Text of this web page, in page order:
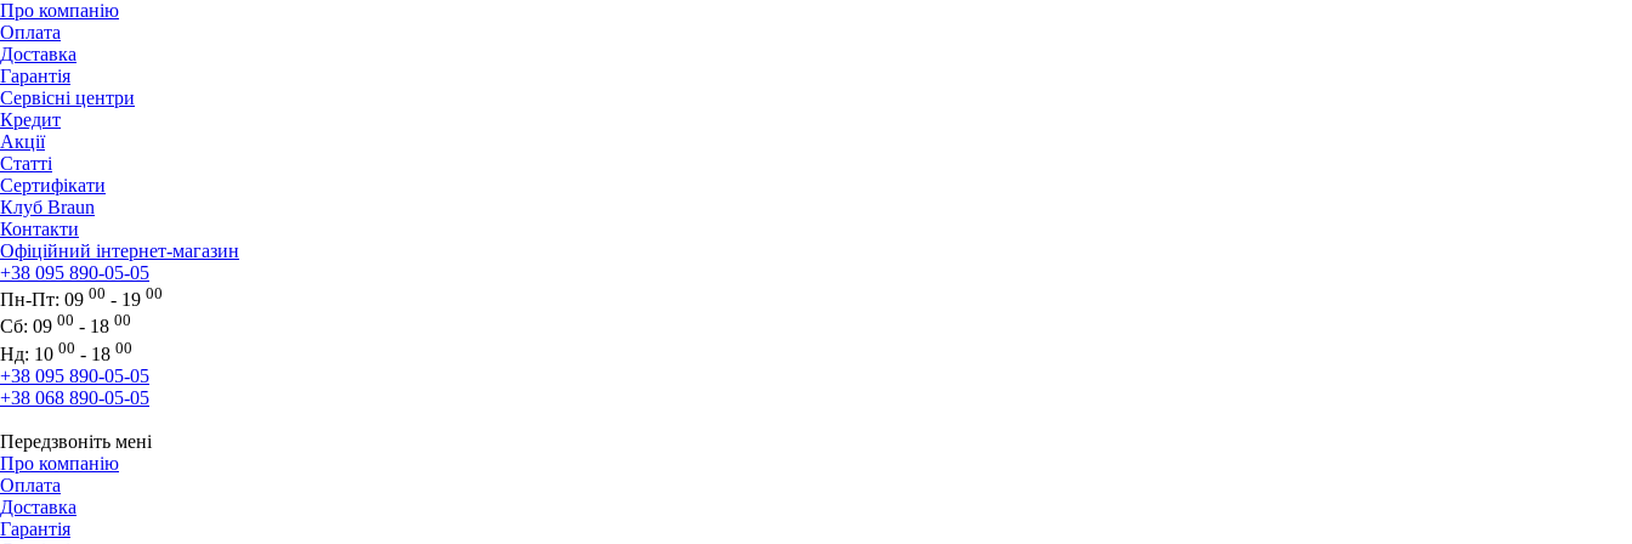
Про компанію
Оплата
Доставка
Гарантія
Сервісні центри
Кредит
Акції
Статті
Сертифікати
Клуб Braun
Контакти
Офіційний інтернет-магазин
+38 095 890-05-05
Пн-Пт: 09 00 - 19 00
Сб: 09 00 - 18 00
Нд: 10 00 - 18 00
+38 095 890-05-05
+38 068 890-05-05
Передзвоніть мені
Про компанію
Оплата
Доставка
Гарантія